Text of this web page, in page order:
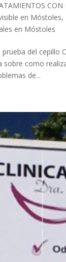
CON
en Móstoles,
en Móstoles
del cepillo
sobre como
de...